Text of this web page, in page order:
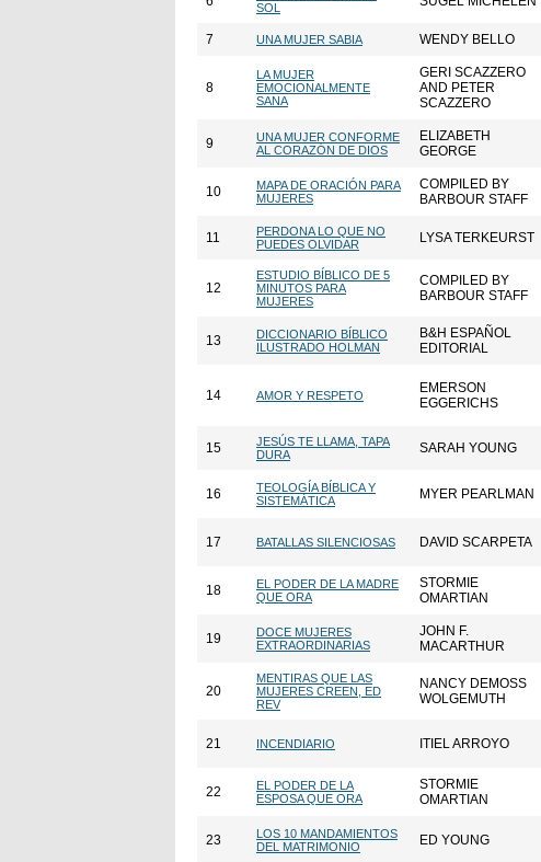
SOL
7 UNA MUJER SABIA WENDY BELLO
8
LA MUJER
EMOCIONALMENTE
SANA
GERI SCAZZERO
AND PETER
SCAZZERO
9
UNA MUJER CONFORME
AL CORAZÓN DE DIOS
ELIZABETH
GEORGE
10
MAPA DE ORACIÓN PARA
MUJERES
COMPILED BY
BARBOUR STAFF
11
PERDONA LO QUE NO
PUEDES OLVIDAR
LYSA TERKEURST
12
ESTUDIO BÍBLICO DE 5
MINUTOS PARA
MUJERES
COMPILED BY
BARBOUR STAFF
13
DICCIONARIO BÍBLICO
ILUSTRADO HOLMAN
B&H ESPAÑOL
EDITORIAL
14 AMOR Y RESPETO
EMERSON
EGGERICHS
15
JESÚS TE LLAMA, TAPA
DURA
SARAH YOUNG
16
TEOLOGÍA BÍBLICA Y
SISTEMÁTICA
MYER PEARLMAN
17 BATALLAS SILENCIOSAS DAVID SCARPETA
18
EL PODER DE LA MADRE
QUE ORA
STORMIE
OMARTIAN
19
DOCE MUJERES
EXTRAORDINARIAS
JOHN F.
MACARTHUR
20
MENTIRAS QUE LAS
MUJERES CREEN, ED
REV
NANCY DEMOSS
WOLGEMUTH
21 INCENDIARIO ITIEL ARROYO
22
EL PODER DE LA
ESPOSA QUE ORA
STORMIE
OMARTIAN
23
LOS 10 MANDAMIENTOS
DEL MATRIMONIO
ED YOUNG